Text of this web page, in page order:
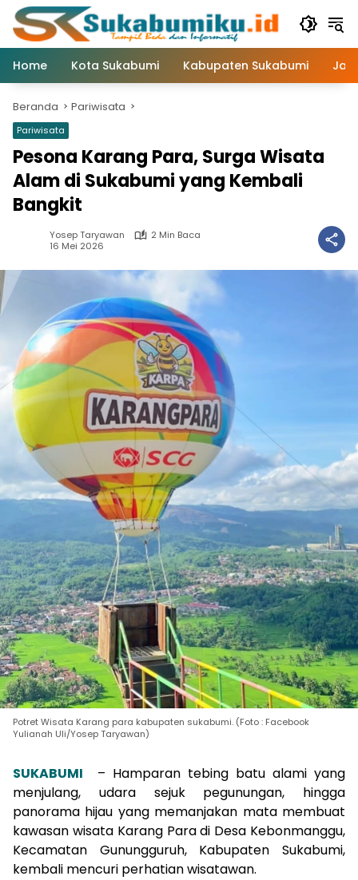
Langsung
konten
Home
Kota Sukabumi Kabupaten Sukabumi
Beranda Pariwisata
Pariwisata
Pesona Karang Para, Surga Wisata
Alam di Sukabumi yang Kembali
Bangkit
Yosep Taryawan
2 Min Baca
16 Mei 2026
Potret Wisata Karang para kabupaten sukabumi. (Foto : Facebook
Yulianah Uli/Yosep Taryawan)
SUKABUMI – Hamparan tebing batu alami yang
menjulang, udara sejuk pegunungan, hingga
panorama hijau yang memanjakan mata membuat
kawasan wisata Karang Para di Desa Kebonmanggu,
Kecamatan Gunungguruh, Kabupaten Sukabumi,
kembali mencuri perhatian wisatawan.